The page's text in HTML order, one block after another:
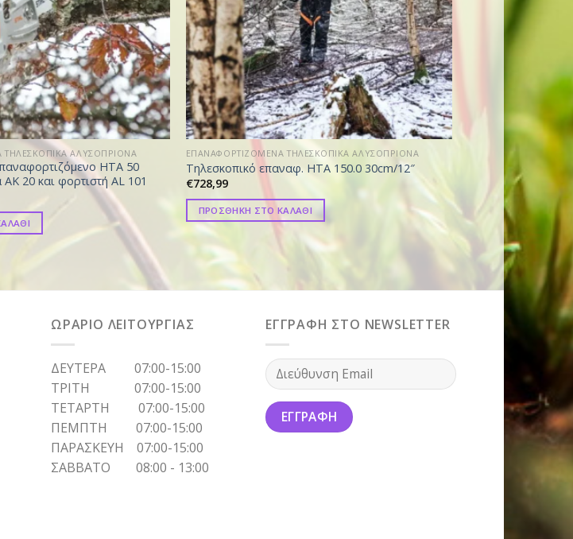
ΑΛΥΣΟΠΡΙΟΝΑ
HTA 50
20 και φορτιστή AL 101
ΕΠΑΝΑΦΟΡΤΙΖΟΜΕΝΑ ΤΗΛΕΣΚΟΠΙΚΑ ΑΛΥΣΟΠΡΙΟΝΑ
Τηλεσκοπικό επαναφ. HTA 150.0 30cm/12″
€728,99
ΠΡΟΣΘΗΚΗ ΣΤΟ ΚΑΛΑΘΙ
ΩΡΑΡΙΟ ΛΕΙΤΟΥΡΓΙΑΣ
ΔΕΥΤΕΡΑ 07:00-15:00
ΤΡΙΤΗ 07:00-15:00
ΤΕΤΑΡΤΗ 07:00-15:00
ΠΕΜΠΤΗ 07:00-15:00
ΠΑΡΑΣΚΕΥΗ 07:00-15:00
ΣΑΒΒΑΤΟ 08:00 - 13:00
ΕΓΓΡΑΦΗ ΣΤΟ NEWSLETTER